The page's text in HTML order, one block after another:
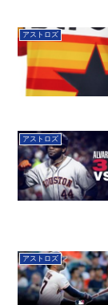
アストロズ
アストロズ
アストロズ